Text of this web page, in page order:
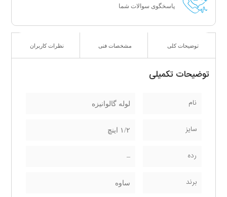
پاسخگوی سوالات شما
توضیحات کلی مشخصات فنی نظرات کاربران
توضیحات تکمیلی
نام لوله گالوانیزه
سایز ۱/۲ اینچ
رده –
برند ساوه